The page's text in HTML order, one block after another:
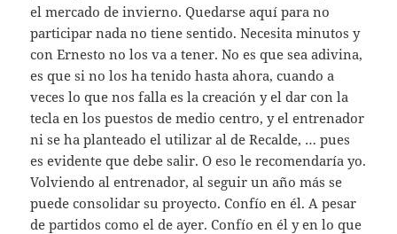
el mercado de invierno. Quedarse aquí para no
participar nada no tiene sentido. Necesita minutos y
con Ernesto no los va a tener. No es que sea adivina,
es que si no los ha tenido hasta ahora, cuando a
veces lo que nos falla es la creación y el dar con la
tecla en los puestos de medio centro, y el entrenador
ni se ha planteado el utilizar al de Recalde, … pues
es evidente que debe salir. O eso le recomendaría yo.
Volviendo al entrenador, al seguir un año más se
puede consolidar su proyecto. Confío en él. A pesar
de partidos como el de ayer. Confío en él y en lo que